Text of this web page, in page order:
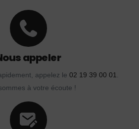
appeler
appelez le 02 19 39 00 01.
à votre écoute !